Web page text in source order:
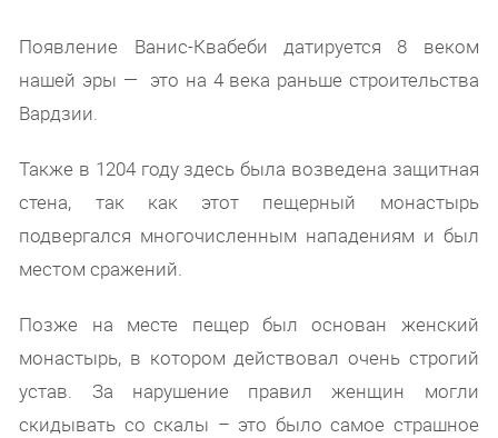
Появление Ванис-Квабеби датируется 8 веком
нашей эры — это на 4 века раньше строительства
Вардзии.
Также в 1204 году здесь была возведена защитная
стена, так как этот пещерный монастырь
подвергался многочисленным нападениям и был
местом сражений.
Позже на месте пещер был основан женский
монастырь, в котором действовал очень строгий
устав. За нарушение правил женщин могли
скидывать со скалы – это было самое страшное